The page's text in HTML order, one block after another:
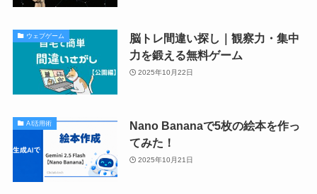
ウェブゲーム
脳トレ間違い探し｜観察力・集中
力を鍛える無料ゲーム
2025年10月22日
AI活用術
Nano Bananaで5枚の絵本を作っ
てみた！
2025年10月21日